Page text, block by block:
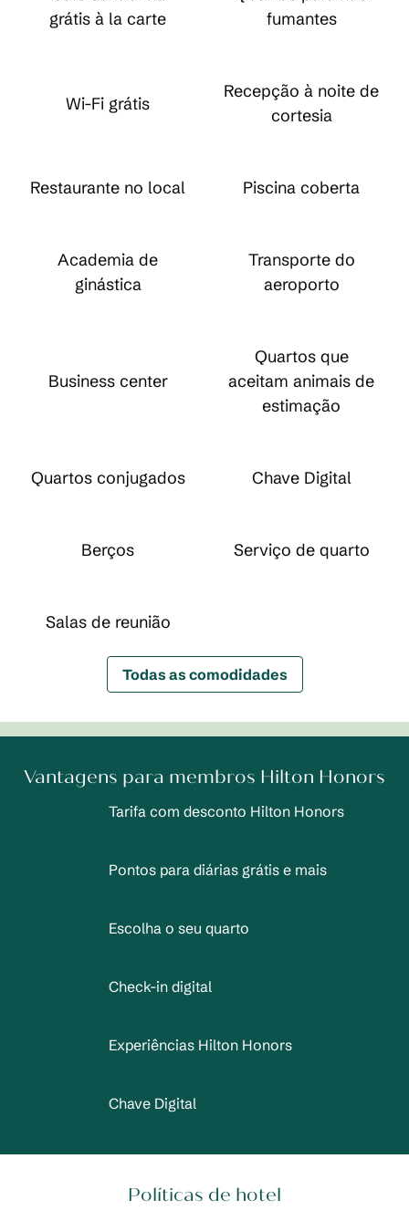
grátis à la carte
fumantes
Wi-Fi grátis
Recepção à noite de
cortesia
Restaurante no local Piscina coberta
Academia de
ginástica
Transporte do
aeroporto
Business center
Quartos que
aceitam animais de
estimação
Quartos conjugados Chave Digital
Berços Serviço de quarto
Salas de reunião
Todas as comodidades
Vantagens para membros Hilton Honors
Tarifa com desconto Hilton Honors
Pontos para diárias grátis e mais
Escolha o seu quarto
Check-in digital
Experiências Hilton Honors
Chave Digital
Políticas de hotel